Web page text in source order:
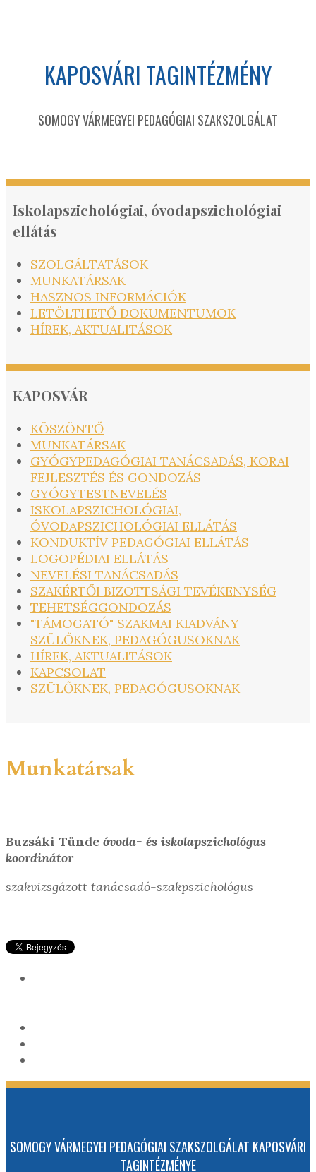
KAPOSVÁRI TAGINTÉZMÉNY
SOMOGY VÁRMEGYEI PEDAGÓGIAI SZAKSZOLGÁLAT
Iskolapszichológiai, óvodapszichológiai
ellátás
SZOLGÁLTATÁSOK
MUNKATÁRSAK
HASZNOS INFORMÁCIÓK
LETÖLTHETŐ DOKUMENTUMOK
HÍREK, AKTUALITÁSOK
KAPOSVÁR
KÖSZÖNTŐ
MUNKATÁRSAK
GYÓGYPEDAGÓGIAI TANÁCSADÁS, KORAI
FEJLESZTÉS ÉS GONDOZÁS
GYÓGYTESTNEVELÉS
ISKOLAPSZICHOLÓGIAI,
ÓVODAPSZICHOLÓGIAI ELLÁTÁS
KONDUKTÍV PEDAGÓGIAI ELLÁTÁS
LOGOPÉDIAI ELLÁTÁS
NEVELÉSI TANÁCSADÁS
SZAKÉRTŐI BIZOTTSÁGI TEVÉKENYSÉG
TEHETSÉGGONDOZÁS
"TÁMOGATÓ" SZAKMAI KIADVÁNY
SZÜLŐKNEK, PEDAGÓGUSOKNAK
HÍREK, AKTUALITÁSOK
KAPCSOLAT
SZÜLŐKNEK, PEDAGÓGUSOKNAK
Munkatársak
Buzsáki Tünde óvoda- és iskolapszichológus
koordinátor
szakvizsgázott tanácsadó-szakpszichológus
SOMOGY VÁRMEGYEI PEDAGÓGIAI SZAKSZOLGÁLAT KAPOSVÁRI
TAGINTÉZMÉNYE